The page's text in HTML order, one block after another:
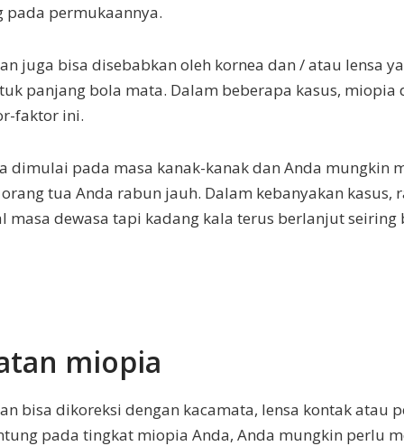
pada permukaannya.
juga bisa disebabkan oleh kornea dan / atau lensa
panjang bola mata. Dalam beberapa kasus, miopia
faktor ini.
dimulai pada masa kanak-kanak dan Anda mungkin
tua Anda rabun jauh. Dalam kebanyakan kasus,
masa dewasa tapi kadang kala terus berlanjut seiring
miopia
bisa dikoreksi dengan kacamata, lensa kontak atau
pada tingkat miopia Anda, Anda mungkin perlu